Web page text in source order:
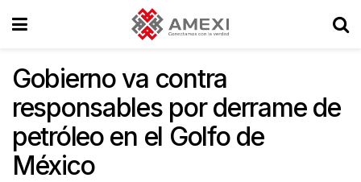
Gobierno va contra
responsables por derrame de
petróleo en el Golfo de
México